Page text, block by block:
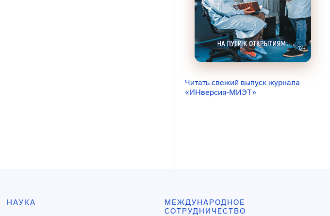
Читать свежий выпуск журнала
«ИНверсия-МИЭТ»
НАУКА
МЕЖДУНАРОДНОЕ
СОТРУДНИЧЕСТВО